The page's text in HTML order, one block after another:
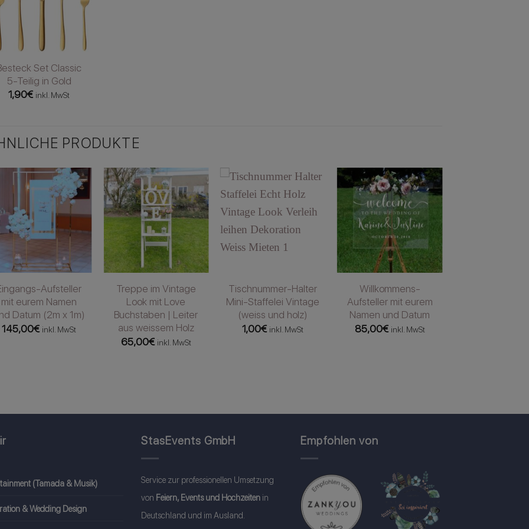
Set Classic
5-Teilig in Gold
1,90€ inkl. MwSt
PRODUKTE
Aufsteller
mit eurem Namen
Datum (2m x 1m)
145,00€ inkl. MwSt
Treppe im Vintage
Look mit Love
Buchstaben | Leiter
aus weissem Holz
65,00€ inkl. MwSt
Tischnummer-Halter
Mini-Staffelei Vintage
(weiss und holz)
1,00€ inkl. MwSt
Willkommens-
Aufsteller mit eurem
Namen und Datum
85,00€ inkl. MwSt
(Tamada & Musik)
& Wedding Design
StasEvents GmbH
Service zur professionellen Umsetzung
von Feiern, Events und Hochzeiten in
Deutschland und im Ausland.
Empfohlen von